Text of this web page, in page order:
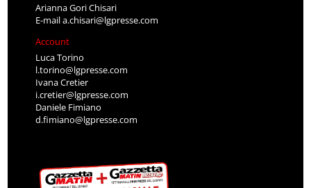
Arianna Gori Chisari
E-maila.chisari@lgpresse.com
Account
Luca Torino
l.torino@lgpresse.com
Ivana Cretier
i.cretier@lgpresse.com
Daniele Fimiano
d.fimiano@lgpresse.com